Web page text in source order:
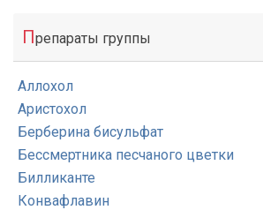
Препараты группы
Аллохол
Аристохол
Берберина бисульфат
Бессмертника песчаного цветки
Билликанте
Конвафлавин